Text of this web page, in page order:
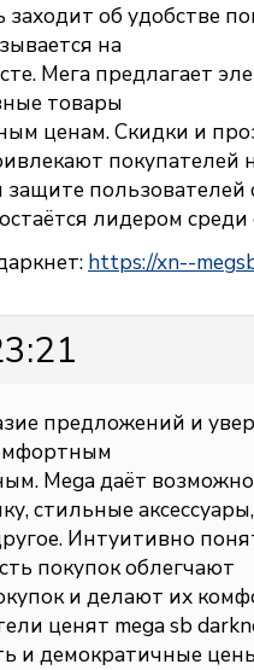
заходит об удобстве
на
Мега предлагает
товары
ценам. Скидки и
покупателей
защите пользователей
лидером
https://xn--
предложений и
Mega даёт
стильные
Интуитивно
покупок облегчают
и делают их
ценят mega sb
и демократичные